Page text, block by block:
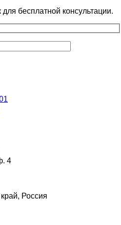
для бесплатной консультации.
4
Россия